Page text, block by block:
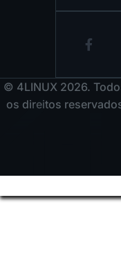
© 4LINUX 2026.
os direitos